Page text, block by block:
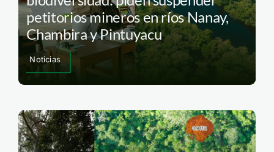
petitorios mineros en ríos Nanay,
Chambira y Pintuyacu
Noticias